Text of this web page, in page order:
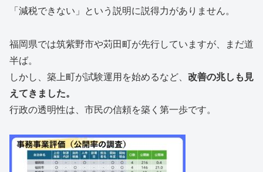
「減税できない」という説明に説得力がありません。
福岡県では筑紫野市や苅田町が先行していますが、まだ道
半ば。
しかし、築上町が試験運用を始めるなど、 改善の兆しも見
えてきました。
行政の透明性は、市民の信頼を築く第一歩です。